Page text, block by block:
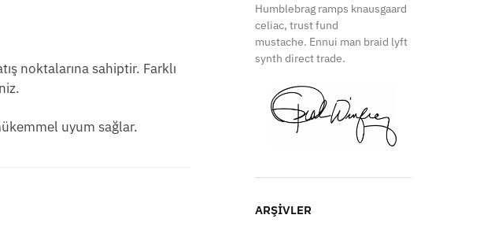
noktalarına sahiptir. Farklı
uyum sağlar.
Humblebrag ramps knausgaard
celiac, trust fund
mustache. Ennui man braid lyft
synth direct trade.
ARŞIVLER